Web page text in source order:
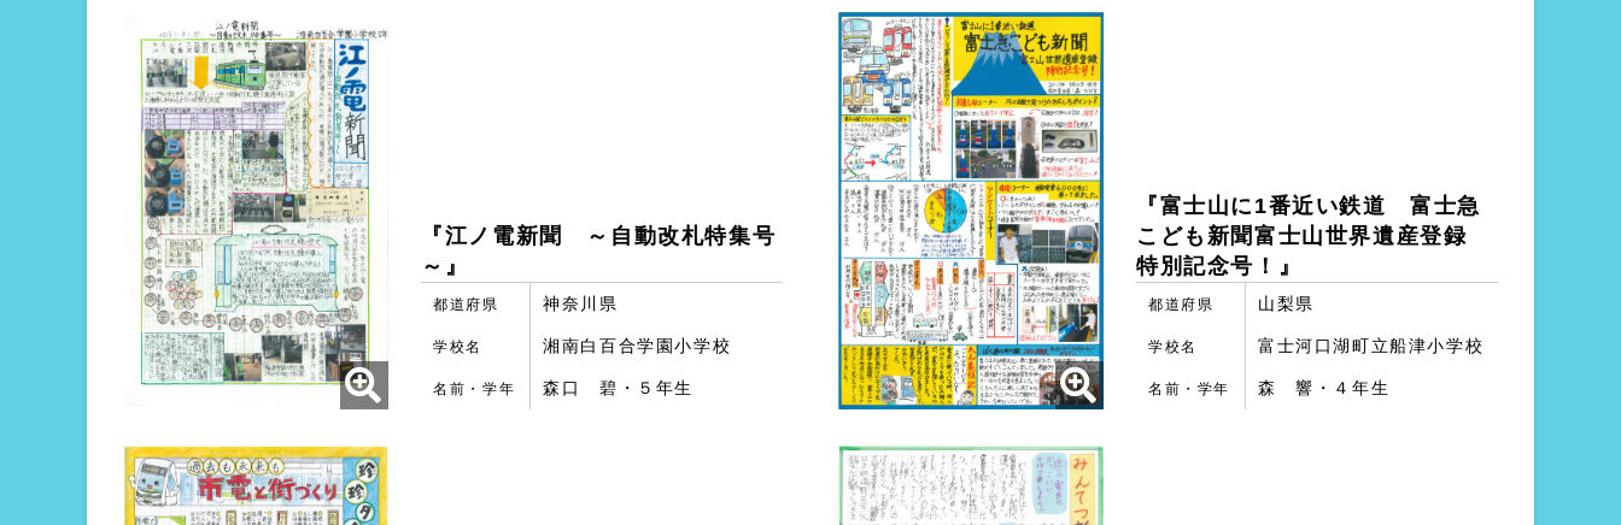
『江ノ電新聞 ～自動改札特集号
～』
都道府県 神奈川県
学校名 湘南白百合学園小学校
名前・学年 森口 碧・５年生
『富士山に1番近い鉄道 富士急
こども新聞富士山世界遺産登録
特別記念号！』
都道府県 山梨県
学校名 富士河口湖町立船津小学校
名前・学年 森 響・４年生